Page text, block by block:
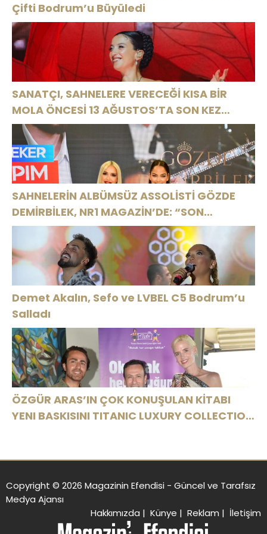
Çifti Bodrum’u Büyüledi
SANATÇI, SAHNELERE VERECEĞİ KISA BİR
MOLA ÖNCESİ 13 AĞUSTOS’TA SON KEZ
HARBİYE’DE OLACAK!
SAHNELERİN ALBÜMSÜZ ASSOLİSTİ GÖZDE
DEMİRBİLEK, NR1 MAGAZİN’DE: “SON
ASSOLİST OLARAK VAR OLACAĞIM!”
Demet Akalın, Sefo ve LVBEL C5 Bodrum’u
Salladı
ÖZGÜR ARAS’IN ÇOK KONUŞULAN KİTABI
YENI BASKISINI TITANIC LUXURY COLLECTION
Copyright © 2026 Magazinin Efendisi - Güncel ve Tarafsız
Medya Ajansı
Hakkımızda | Künye | Reklam | İletişim